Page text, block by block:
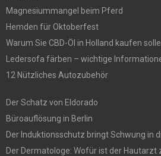
Magnesiummangel beim Pferd
Hemden für Oktoberfest
Warum Sie CBD-Öl in Holland kaufen
Ledersofa färben – wichtige
12 Nützliches Autozubehör
Der Schatz von Eldorado
Büroauflösung in Berlin
Der Induktionsschutz bringt Schwung in
Der Dermatologe: Wofür ist der Hautarzt